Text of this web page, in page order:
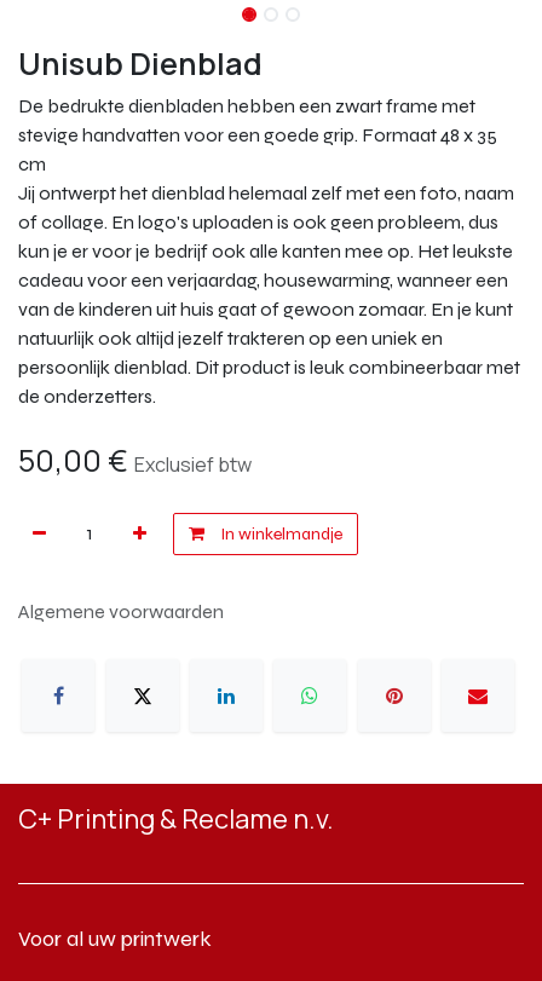
Unisub Dienblad
De bedrukte dienbladen hebben een zwart frame met
stevige handvatten voor een goede grip. Formaat 48 x 35
cm
Jij ontwerpt het dienblad helemaal zelf met een foto, naam
of collage. En logo's uploaden is ook geen probleem, dus
kun je er voor je bedrijf ook alle kanten mee op. Het leukste
cadeau voor een verjaardag, housewarming, wanneer een
van de kinderen uit huis gaat of gewoon zomaar. En je kunt
natuurlijk ook altijd jezelf trakteren op een uniek en
persoonlijk dienblad. Dit product is leuk combineerbaar met
de onderzetters.
50,00 € Exclusief btw
In winkelmandje
Algemene voorwaarden
C+ Printing & Reclame n.v.
Voor al uw printwerk